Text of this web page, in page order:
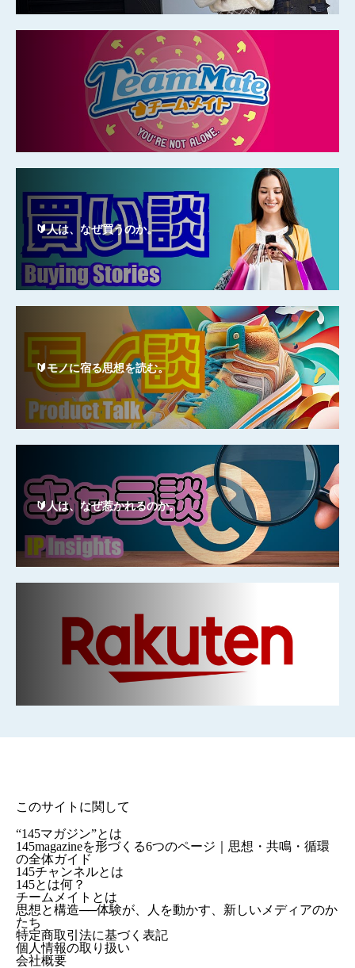
🔰人は、なぜ買うのか。
🔰モノに宿る思想を読む。
🔰人は、なぜ惹かれるのか。
このサイトに関して
“145マガジン”とは
145magazineを形づくる6つのページ｜思想・共鳴・循環
の全体ガイド
145チャンネルとは
145とは何？
チームメイトとは
思想と構造──体験が、人を動かす、新しいメディアのか
たち
特定商取引法に基づく表記
個人情報の取り扱い
会社概要